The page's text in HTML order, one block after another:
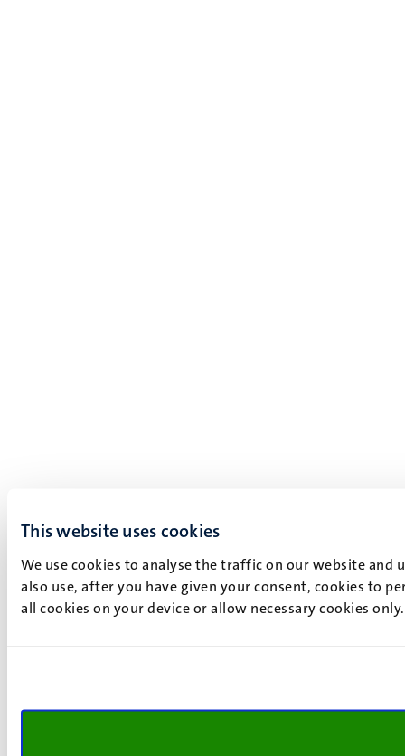
This website uses cookies
We use cookies to analyse the traffic on our website and
also use, after you have given your consent, cookies to
all cookies on your device or allow necessary cookies